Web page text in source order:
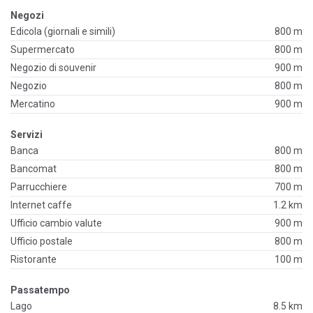
Negozi
Edicola (giornali e simili)
800 m
Supermercato
800 m
Negozio di souvenir
900 m
Negozio
800 m
Mercatino
900 m
Servizi
Banca
800 m
Bancomat
800 m
Parrucchiere
700 m
Internet caffe
1.2 km
Ufficio cambio valute
900 m
Ufficio postale
800 m
Ristorante
100 m
Passatempo
Lago
8.5 km